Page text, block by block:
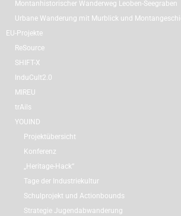
Montanhistorischer Wanderweg Leoben-Seegraben
Urbane Wanderung mit Murblick und
EU-Projekte
ReSource
SHIFT-X
InduCult2.0
MIREU
trAils
YOUIND
Projektübersicht
Konferenz
„Heritage-Hack“
Tage der Industriekultur
Schulprojekt und Actionbounds
Strategie Jugendabwanderung